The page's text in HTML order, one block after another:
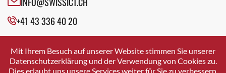
Crissier
Davos Platz
Dierikon
Dietikon
+41 43 336 40 20
SWISSICT
VULKANSTRASSE 120
8048 ZURICH
Mit Ihrem Besuch auf unserer Website stimmen Sie unserer
Datenschutzerklärung und der Verwendung von Cookies zu.
Dies erlaubt uns unsere Services weiter für Sie zu verbessern.